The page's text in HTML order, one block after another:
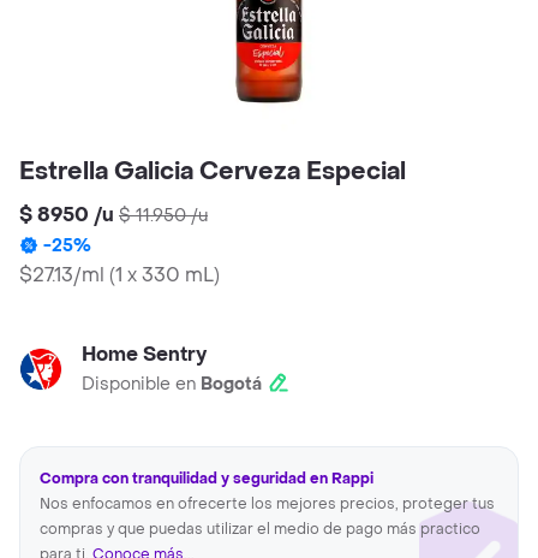
Estrella Galicia Cerveza Especial
$ 8950 /u $ 11.950/u
-25%
$27.13/ml (1 x 330 mL)
Home Sentry
Disponible en Bogotá
Compra con tranquilidad y seguridad en Rappi
Nos enfocamos en ofrecerte los mejores precios, proteger tus
compras y que puedas utilizar el medio de pago más practico